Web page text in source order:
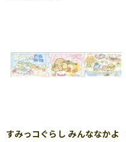
すみっコぐらし みんななかよ